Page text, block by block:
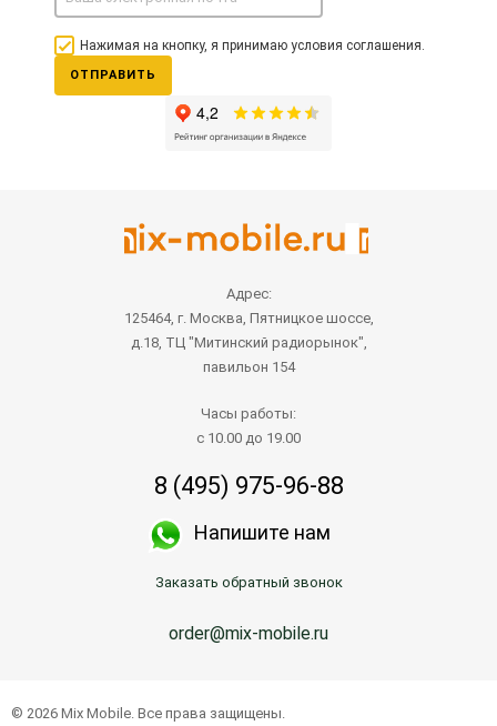
Нажимая на кнопку, я принимаю условия соглашения.
ОТПРАВИТЬ
Адрес:
125464, г. Москва, Пятницкое шоссе,
д.18, ТЦ "Митинский радиорынок",
павильон 154
Часы работы:
с 10.00 до 19.00
8 (495) 975-96-88
Напишите нам
Заказать обратный звонок
order@mix-mobile.ru
© 2026 Mix Mobile. Все права защищены.